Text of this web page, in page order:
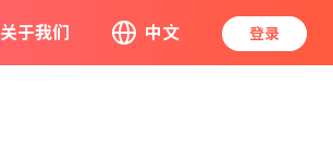
关于我们 中文 登录